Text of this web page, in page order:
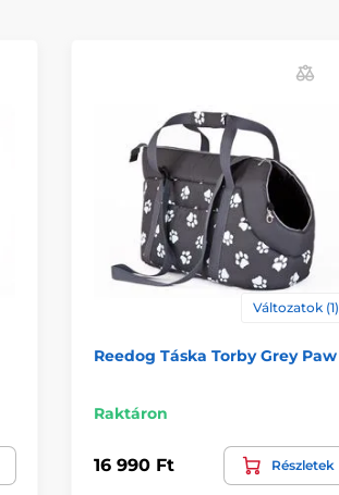
Változatok (1)
Reedog Táska Torby Grey Paw
Raktáron
16 990 Ft Részletek